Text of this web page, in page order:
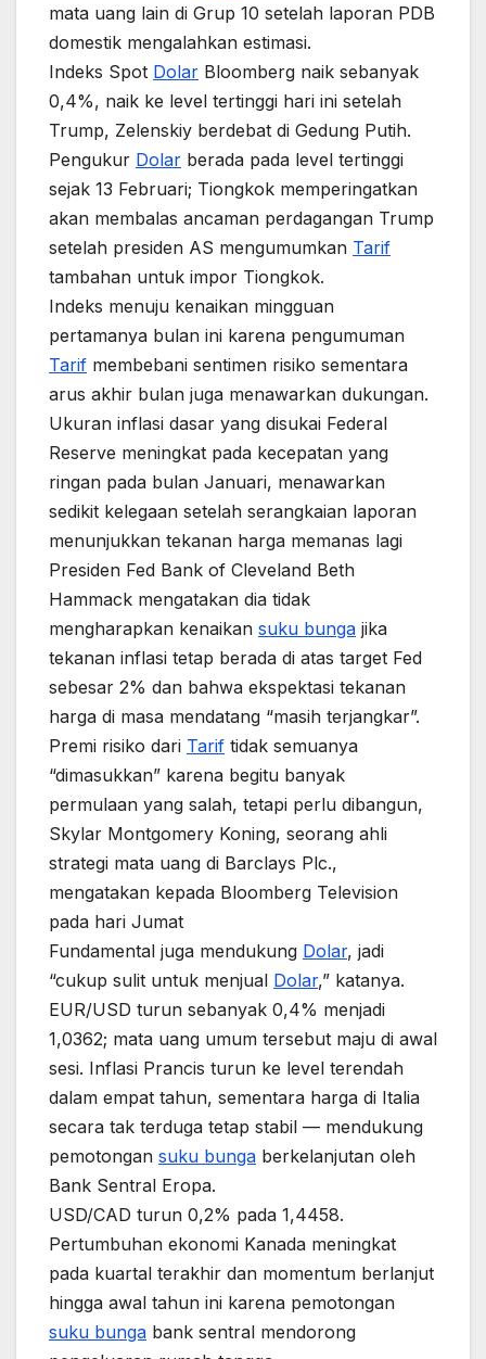
mata uang lain di Grup 10 setelah laporan PDB
domestik mengalahkan estimasi.
Indeks Spot Dolar Bloomberg naik sebanyak
0,4%, naik ke level tertinggi hari ini setelah
Trump, Zelenskiy berdebat di Gedung Putih.
Pengukur Dolar berada pada level tertinggi
sejak 13 Februari; Tiongkok memperingatkan
akan membalas ancaman perdagangan Trump
setelah presiden AS mengumumkan Tarif
tambahan untuk impor Tiongkok.
Indeks menuju kenaikan mingguan
pertamanya bulan ini karena pengumuman
Tarif membebani sentimen risiko sementara
arus akhir bulan juga menawarkan dukungan.
Ukuran inflasi dasar yang disukai Federal
Reserve meningkat pada kecepatan yang
ringan pada bulan Januari, menawarkan
sedikit kelegaan setelah serangkaian laporan
menunjukkan tekanan harga memanas lagi
Presiden Fed Bank of Cleveland Beth
Hammack mengatakan dia tidak
mengharapkan kenaikan suku bunga jika
tekanan inflasi tetap berada di atas target Fed
sebesar 2% dan bahwa ekspektasi tekanan
harga di masa mendatang “masih terjangkar”.
Premi risiko dari Tarif tidak semuanya
“dimasukkan” karena begitu banyak
permulaan yang salah, tetapi perlu dibangun,
Skylar Montgomery Koning, seorang ahli
strategi mata uang di Barclays Plc.,
mengatakan kepada Bloomberg Television
pada hari Jumat
Fundamental juga mendukung Dolar, jadi
“cukup sulit untuk menjual Dolar,” katanya.
EUR/USD turun sebanyak 0,4% menjadi
1,0362; mata uang umum tersebut maju di awal
sesi. Inflasi Prancis turun ke level terendah
dalam empat tahun, sementara harga di Italia
secara tak terduga tetap stabil — mendukung
pemotongan suku bunga berkelanjutan oleh
Bank Sentral Eropa.
USD/CAD turun 0,2% pada 1,4458.
Pertumbuhan ekonomi Kanada meningkat
pada kuartal terakhir dan momentum berlanjut
hingga awal tahun ini karena pemotongan
suku bunga bank sentral mendorong